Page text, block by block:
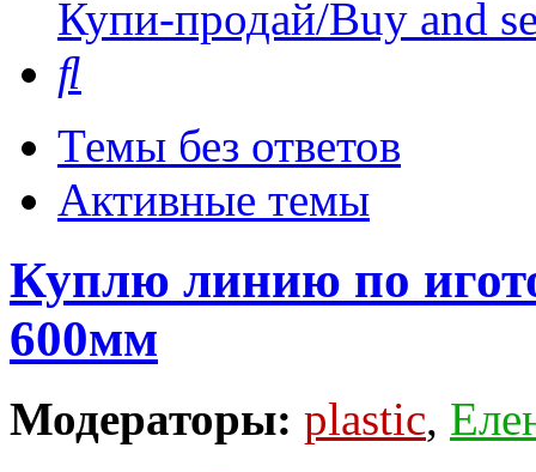
Купи-продай/Buy and
Темы без ответов
Активные темы
Куплю линию по
600мм
Модераторы: plastic,